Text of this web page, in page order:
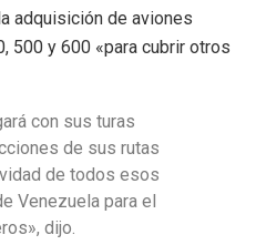
adquisición de aviones
500 y 600 «para cubrir otros
con sus turas
de sus rutas
de todos esos
Venezuela para el
dijo.